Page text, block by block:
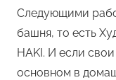
Следующими
башня, то есть
HAKI. И если
основном в